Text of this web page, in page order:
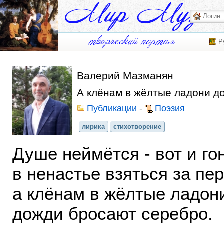
Валерий Мазманян
А клёнам в жёлтые ладони
Публикации - Поэзия
лирика стихотворение
Душе неймётся - вот и
в ненастье взяться за
а клёнам в жёлтые
дожди бросают серебро.